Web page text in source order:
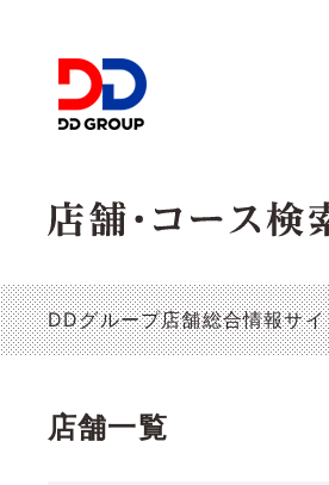
DDグループ店舗総合情報サ
店舗一覧